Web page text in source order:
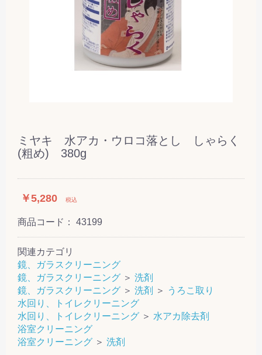
ミヤキ 水アカ・ウロコ落とし しゃらく
(粗め) 380g
￥5,280 税込
商品コード： 43199
関連カテゴリ
鏡、ガラスクリーニング
鏡、ガラスクリーニング ＞ 洗剤
鏡、ガラスクリーニング ＞ 洗剤 ＞
うろこ取り
水回り、トイレクリーニング
水回り、トイレクリーニング ＞ 水アカ除去剤
浴室クリーニング
浴室クリーニング ＞ 洗剤